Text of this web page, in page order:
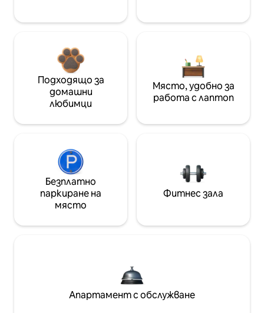
Подходящо за
домашни
любимци
Място, удобно за
работа с лаптоп
Безплатно
паркиране на
място
Фитнес зала
Апартамент с обслужване